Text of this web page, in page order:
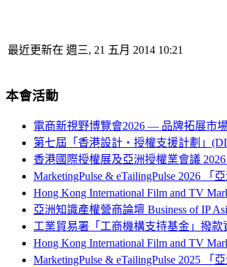
最近更新在 週三, 21 五月 2014 10:21
本會活動
電商新視野博覽會2026 — 品牌拓展市
第七屆「香港設計‧授權支援計劃」
香港國際授權展及亞洲授權業會議 2026
MarketingPulse & eTailingPulse 2026
Hong Kong International Film and TV
亞洲知識產權營商論壇 Business of IP
工業貿易署「工商機構支持基金」撥
Hong Kong International Film and TV
MarketingPulse & eTailingPulse 2025